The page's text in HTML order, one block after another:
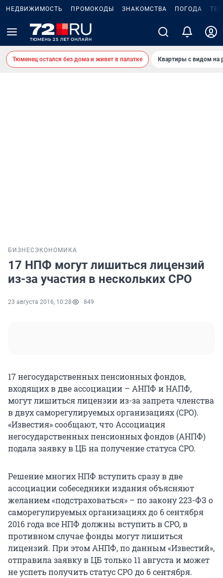
НЕДВИЖИМОСТЬ ПРОМОКОДЫ ЗНАКОМСТВА ПОГОДА
Тюменец остался без дома и живет в палатке Квартиры с видом на
БИЗНЕС ЭКОНОМИКА
17 НПФ могут лишиться лицензий
из-за участия в нескольких СРО
23 августа 2016, 10:28 849
17 негосударственных пенсионных фондов,
входящих в две ассоциации – АНПФ и НАПФ,
могут лишиться лицензии из-за запрета членства
в двух саморегулируемых организациях (СРО).
«Известия» сообщают, что Ассоциация
негосударственных пенсионных фондов (АНПФ)
подала заявку в ЦБ на получение статуса СРО.
Решение многих НПФ вступить сразу в две
ассоциации собеседники издания объясняют
желанием «подстраховаться» – по закону 223-ФЗ о
саморегулируемых организациях до 6 сентября
2016 года все НПФ должны вступить в СРО, в
противном случае фонды могут лишиться
лицензий. При этом АНПФ, по данным «Известий»,
отправила заявку в ЦБ только 11 августа и может
не успеть получить статус СРО до 6 сентября.